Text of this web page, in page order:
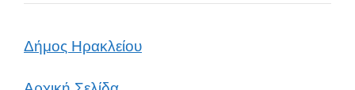
Δήμος Ηρακλείου